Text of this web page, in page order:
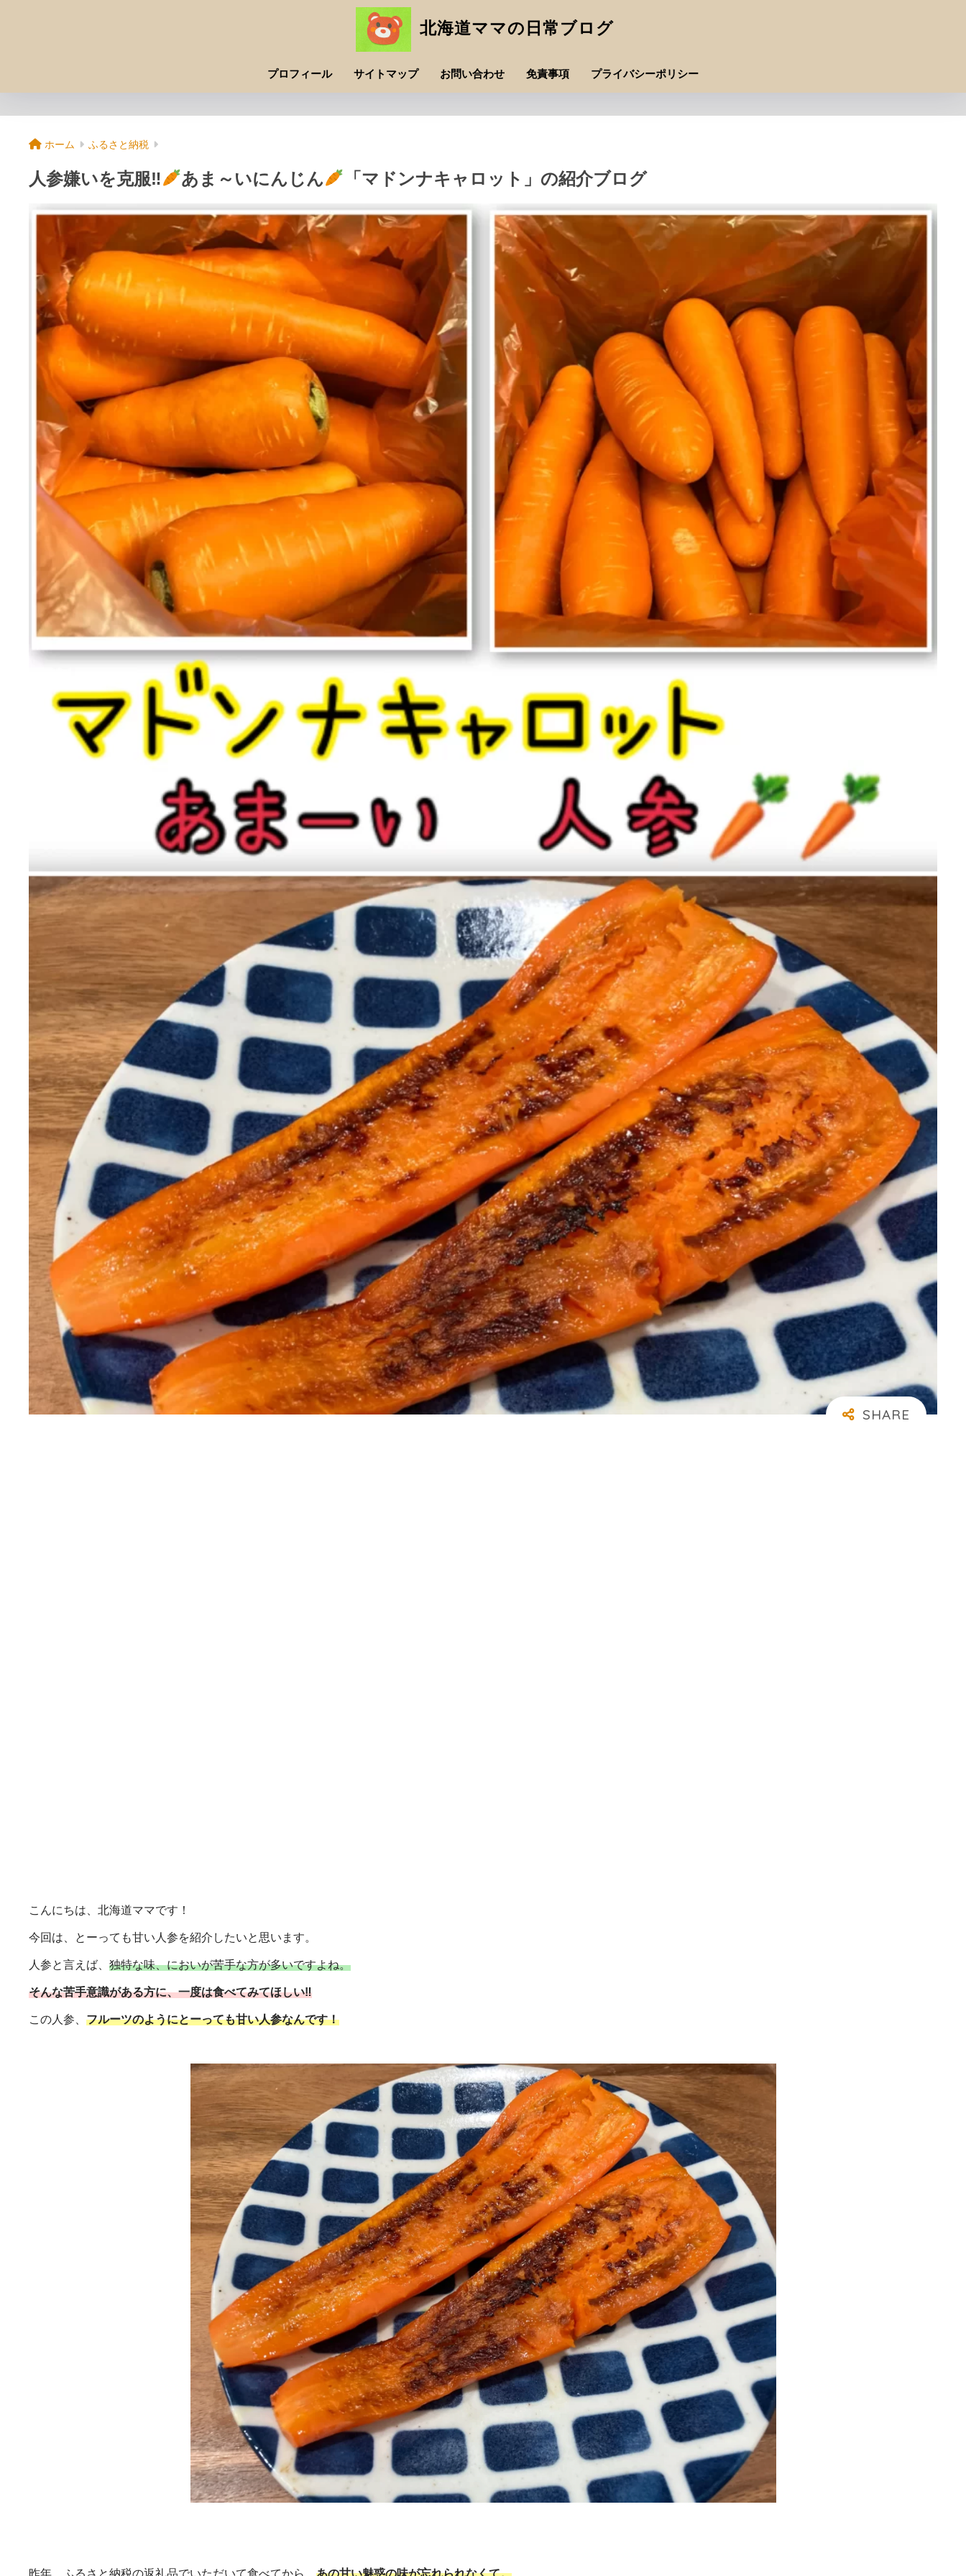
北海道ママの日常ブログ
プロフィール サイトマップ お問い合わせ 免責事項 プライバシーポリシー
ホーム ふるさと納税
人参嫌いを克服‼ あま～いにんじん 「マドンナキャロット」の紹介ブログ
こんにちは、北海道ママです！
今回は、とーっても甘い人参を紹介したいと思います。
人参と言えば、 独特な味、においが苦手な方が多いですよね。
そんな苦手意識がある方に、一度は食べてみてほしい‼
この人参、 フルーツのようにとーっても甘い人参なんです！